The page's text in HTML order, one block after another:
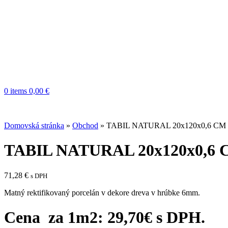
0 items 0,00 €
Domovská stránka » Obchod » TABIL NATURAL 20x120x0,6 CM
TABIL NATURAL 20x120x0,6
71,28 € s DPH
Matný rektifikovaný porcelán v dekore dreva v hrúbke 6mm.
Cena za 1m2: 29,70€ s DPH.